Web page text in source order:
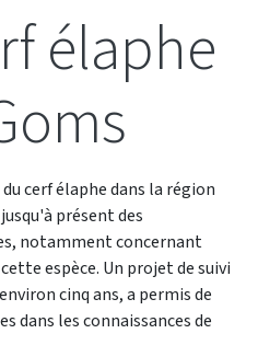
élaphe
cerf élaphe dans la région
présent des
notamment concernant
espèce. Un projet de suivi
cinq ans, a permis de
dans les connaissances de